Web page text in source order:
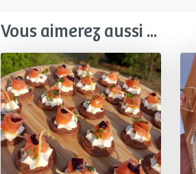
Vous aimerez aussi ...